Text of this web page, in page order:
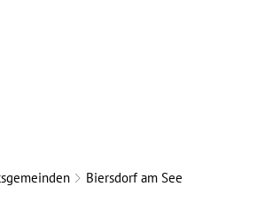
Biersdorf am See